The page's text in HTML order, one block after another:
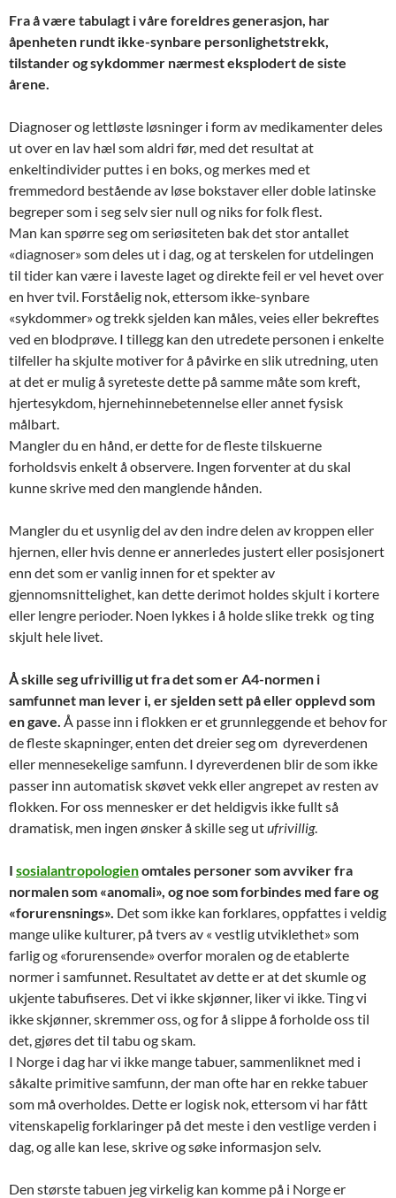
Fra å være tabulagt i våre foreldres generasjon, har
åpenheten rundt ikke-synbare personlighetstrekk,
tilstander og sykdommer nærmest eksplodert de siste
årene.
Diagnoser og lettløste løsninger i form av medikamenter deles
ut over en lav hæl som aldri før, med det resultat at
enkeltindivider puttes i en boks, og merkes med et
fremmedord bestående av løse bokstaver eller doble latinske
begreper som i seg selv sier null og niks for folk flest.
Man kan spørre seg om seriøsiteten bak det stor antallet
«diagnoser» som deles ut i dag, og at terskelen for utdelingen
til tider kan være i laveste laget og direkte feil er vel hevet over
en hver tvil. Forståelig nok, ettersom ikke-synbare
«sykdommer» og trekk sjelden kan måles, veies eller bekreftes
ved en blodprøve. I tillegg kan den utredete personen i enkelte
tilfeller ha skjulte motiver for å påvirke en slik utredning, uten
at det er mulig å syreteste dette på samme måte som kreft,
hjertesykdom, hjernehinnebetennelse eller annet fysisk
målbart.
Mangler du en hånd, er dette for de fleste tilskuerne
forholdsvis enkelt å observere. Ingen forventer at du skal
kunne skrive med den manglende hånden.
Mangler du et usynlig del av den indre delen av kroppen eller
hjernen, eller hvis denne er annerledes justert eller posisjonert
enn det som er vanlig innen for et spekter av
gjennomsnittelighet, kan dette derimot holdes skjult i kortere
eller lengre perioder. Noen lykkes i å holde slike trekk og ting
skjult hele livet.
Å skille seg ufrivillig ut fra det som er A4-normen i
samfunnet man lever i, er sjelden sett på eller opplevd som
en gave. Å passe inn i flokken er et grunnleggende et behov for
de fleste skapninger, enten det dreier seg om dyreverdenen
eller mennesekelige samfunn. I dyreverdenen blir de som ikke
passer inn automatisk skøvet vekk eller angrepet av resten av
flokken. For oss mennesker er det heldigvis ikke fullt så
dramatisk, men ingen ønsker å skille seg utufrivillig.
I sosialantropologienomtales personer som avviker fra
normalen som «anomali», og noe som forbindes med fare og
«forurensnings». Det som ikke kan forklares, oppfattes i veldig
mange ulike kulturer, på tvers av « vestlig utviklethet» som
farlig og «forurensende» overfor moralen og de etablerte
normer i samfunnet. Resultatet av dette er at det skumle og
ukjente tabufiseres. Det vi ikke skjønner, liker vi ikke. Ting vi
ikke skjønner, skremmer oss, og for å slippe å forholde oss til
det, gjøres det til tabu og skam.
I Norge i dag har vi ikke mange tabuer, sammenliknet med i
såkalte primitive samfunn, der man ofte har en rekke tabuer
som må overholdes. Dette er logisk nok, ettersom vi har fått
vitenskapelig forklaringer på det meste i den vestlige verden i
dag, og alle kan lese, skrive og søke informasjon selv.
Den største tabuen jeg virkelig kan komme på i Norge er